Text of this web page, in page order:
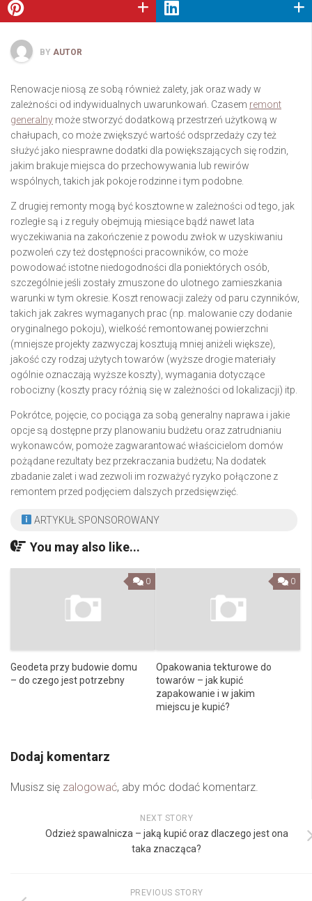
BY AUTOR
Renowacje niosą ze sobą również zalety, jak oraz wady w
zależności od indywidualnych uwarunkowań. Czasem remont
generalny może stworzyć dodatkową przestrzeń użytkową w
chałupach, co może zwiększyć wartość odsprzedaży czy też
służyć jako niesprawne dodatki dla powiększających się rodzin,
jakim brakuje miejsca do przechowywania lub rewirów
wspólnych, takich jak pokoje rodzinne i tym podobne.
Z drugiej remonty mogą być kosztowne w zależności od tego, jak
rozległe są i z reguły obejmują miesiące bądź nawet lata
wyczekiwania na zakończenie z powodu zwłok w uzyskiwaniu
pozwoleń czy też dostępności pracowników, co może
powodować istotne niedogodności dla poniektórych osób,
szczególnie jeśli zostały zmuszone do ulotnego zamieszkania
warunki w tym okresie. Koszt renowacji zależy od paru czynników,
takich jak zakres wymaganych prac (np. malowanie czy dodanie
oryginalnego pokoju), wielkość remontowanej powierzchni
(mniejsze projekty zazwyczaj kosztują mniej aniżeli większe),
jakość czy rodzaj użytych towarów (wyższe drogie materiały
ogólnie oznaczają wyższe koszty), wymagania dotyczące
robocizny (koszty pracy różnią się w zależności od lokalizacji) itp.
Pokrótce, pojęcie, co pociąga za sobą generalny naprawa i jakie
opcje są dostępne przy planowaniu budżetu oraz zatrudnianiu
wykonawców, pomoże zagwarantować właścicielom domów
pożądane rezultaty bez przekraczania budżetu; Na dodatek
zbadanie zalet i wad zezwoli im rozważyć ryzyko połączone z
remontem przed podjęciem dalszych przedsięwzięć.
ARTYKUŁ SPONSOROWANY
You may also like...
0
Geodeta przy budowie domu
– do czego jest potrzebny
0
Opakowania tekturowe do
towarów – jak kupić
zapakowanie i w jakim
miejscu je kupić?
Dodaj komentarz
Musisz się zalogować, aby móc dodać komentarz.
NEXT STORY
Odzież spawalnicza – jaką kupić oraz dlaczego jest ona
taka znacząca?
PREVIOUS STORY